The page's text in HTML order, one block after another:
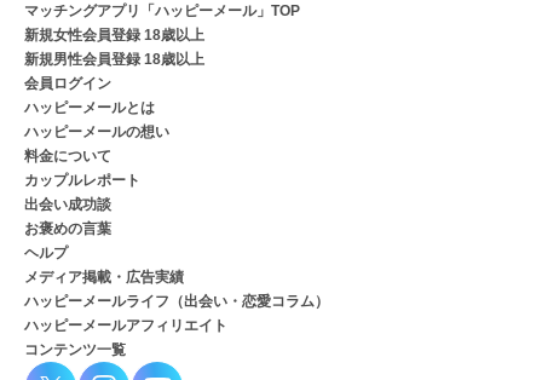
マッチングアプリ「ハッピーメール」TOP
新規女性会員登録 18歳以上
新規男性会員登録 18歳以上
会員ログイン
ハッピーメールとは
ハッピーメールの想い
料金について
カップルレポート
出会い成功談
お褒めの言葉
ヘルプ
メディア掲載・広告実績
ハッピーメールライフ（出会い・恋愛コラム）
ハッピーメールアフィリエイト
コンテンツ一覧